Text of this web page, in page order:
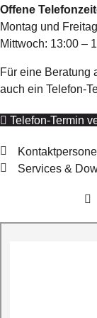
Offene
Montag und
Mittwoch: 13:00 –
Für eine Beratung
auch ein Telefon-
Telefon-Termin
Services &